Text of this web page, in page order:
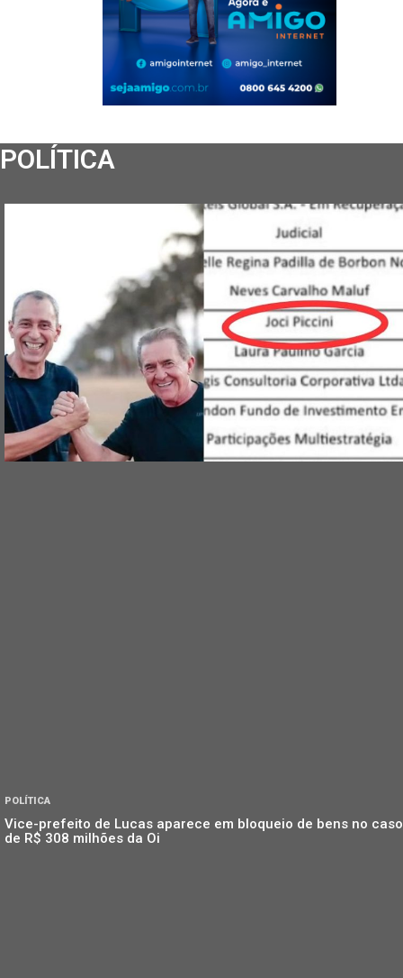
POLÍTICA
POLÍTICA
Vice-prefeito de Lucas aparece em bloqueio de bens no caso
de R$ 308 milhões da Oi